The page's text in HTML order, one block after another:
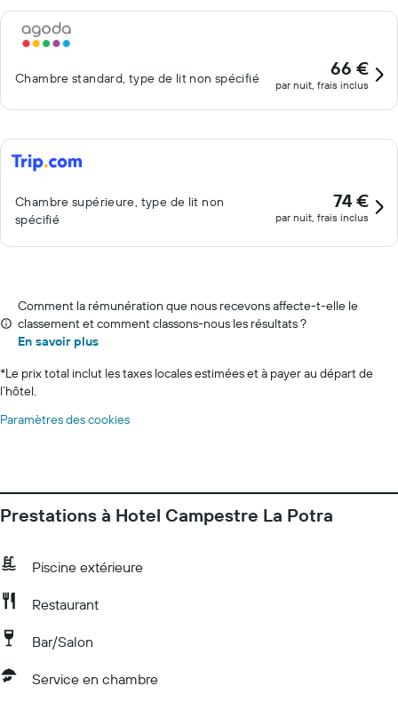
Chambre standard, type de lit non spécifié 66 €
par nuit, frais inclus
Chambre supérieure, type de lit non
spécifié
74 €
par nuit, frais inclus
Comment la rémunération que nous recevons affecte-t-elle le
classement et comment classons-nous les résultats ?
En savoir plus
*Le prix total inclut les taxes locales estimées et à payer au départ de
l’hôtel.
Paramètres des cookies
Prestations à Hotel Campestre La Potra
Piscine extérieure
Restaurant
Bar/Salon
Service en chambre